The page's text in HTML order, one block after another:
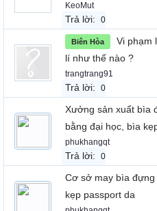
KeoMut
Trả lời: 0
Biên Hòa
Vi phạm
lí như thế nào ?
trangtrang91
Trả lời: 0
Xưởng sản xuất bìa
bằng đại học, bìa
phukhangqt
Trả lời: 0
Cơ sở may bìa đựng
kẹp passport da